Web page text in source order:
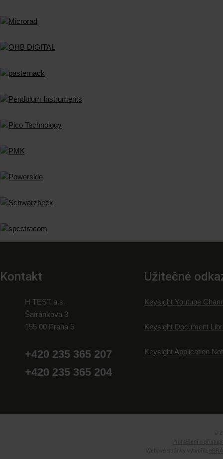
Kontakt
H TEST a.s.
Šafránkova 3
155 00 Praha 5
+420 235 365 207
+420 235 365 204
Užitečné
Keysight Youtube
Keysight Document
Keysight Application
Prohlášení o
Webové stránky vytvořila